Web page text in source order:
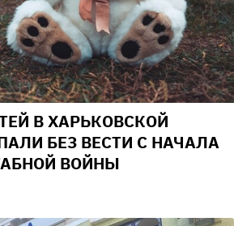
В ХАРЬКОВСКОЙ
БЕЗ ВЕСТИ С НАЧАЛА
ВОЙНЫ